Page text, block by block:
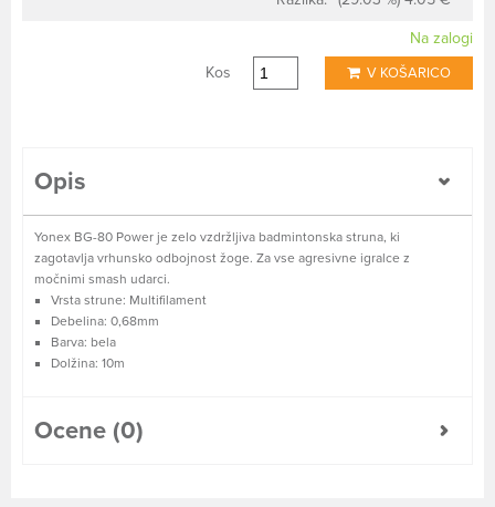
Na zalogi
Kos
V KOŠARICO
Opis
Yonex BG-80 Power je zelo vzdržljiva badmintonska struna, ki
zagotavlja vrhunsko odbojnost žoge. Za vse agresivne igralce z
močnimi smash udarci.
Vrsta strune: Multifilament
Debelina: 0,68mm
Barva: bela
Dolžina: 10m
Ocene (0)